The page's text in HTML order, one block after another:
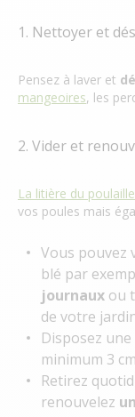
1. Nettoyer et
Pensez à laver et
mangeoires, les
2. Vider et
La litière du
vos poules mais
Vous pouvez
blé par
journaux ou
de votre
Disposez une
minimum 3
Retirez
renouvelez